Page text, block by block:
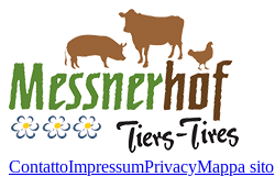
ContattoImpressumPrivacyMappa sito